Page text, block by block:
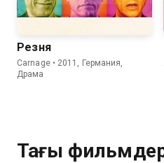
Резня
Carnage • 2011, Германия,
Драма
Тағы